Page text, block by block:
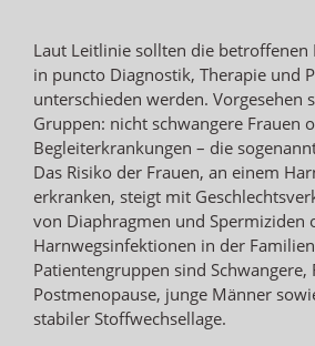
Laut Leitlinie sollten die betroffenen
in puncto Diagnostik, Therapie und
unterschieden werden. Vorgesehen
Gruppen: nicht schwangere Frauen
Begleiterkrankungen – die
Das Risiko der Frauen, an einem
erkranken, steigt mit
von Diaphragmen und Spermiziden
Harnwegsinfektionen in der
Patientengruppen sind Schwangere,
Postmenopause, junge Männer
stabiler Stoffwechsellage.